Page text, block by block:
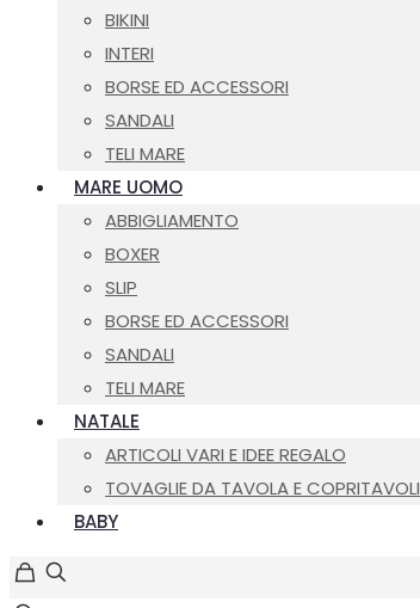
BIKINI
INTERI
BORSE ED ACCESSORI
SANDALI
TELI MARE
MARE UOMO
ABBIGLIAMENTO
BOXER
SLIP
BORSE ED ACCESSORI
SANDALI
TELI MARE
NATALE
ARTICOLI VARI E IDEE REGALO
TOVAGLIE DA TAVOLA E COPRITAVOLI
BABY